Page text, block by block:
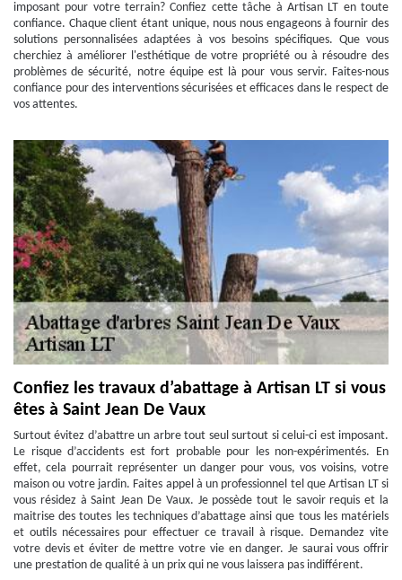
imposant pour votre terrain? Confiez cette tâche à Artisan LT en toute
confiance. Chaque client étant unique, nous nous engageons à fournir des
solutions personnalisées adaptées à vos besoins spécifiques. Que vous
cherchiez à améliorer l'esthétique de votre propriété ou à résoudre des
problèmes de sécurité, notre équipe est là pour vous servir. Faites-nous
confiance pour des interventions sécurisées et efficaces dans le respect de
vos attentes.
Confiez les travaux d’abattage à Artisan LT si vous
êtes à Saint Jean De Vaux
Surtout évitez d’abattre un arbre tout seul surtout si celui-ci est imposant.
Le risque d’accidents est fort probable pour les non-expérimentés. En
effet, cela pourrait représenter un danger pour vous, vos voisins, votre
maison ou votre jardin. Faites appel à un professionnel tel que Artisan LT si
vous résidez à Saint Jean De Vaux. Je possède tout le savoir requis et la
maitrise des toutes les techniques d’abattage ainsi que tous les matériels
et outils nécessaires pour effectuer ce travail à risque. Demandez vite
votre devis et éviter de mettre votre vie en danger. Je saurai vous offrir
une prestation de qualité à un prix qui ne vous laissera pas indifférent.